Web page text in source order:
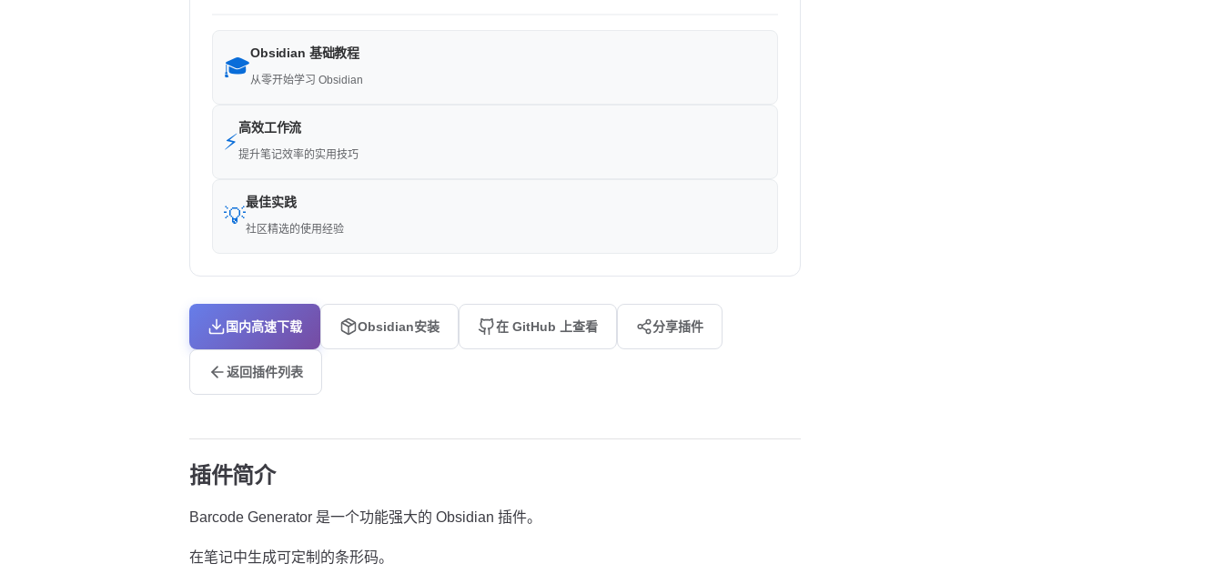
🎓
Obsidian 基础教程
从零开始学习 Obsidian
⚡
高效工作流
提升笔记效率的实用技巧
💡
最佳实践
社区精选的使用经验
国内高速下载 Obsidian安装 在 GitHub 上查看 分享插件
返回插件列表
插件简介
Barcode Generator 是一个功能强大的 Obsidian 插件。
在笔记中生成可定制的条形码。